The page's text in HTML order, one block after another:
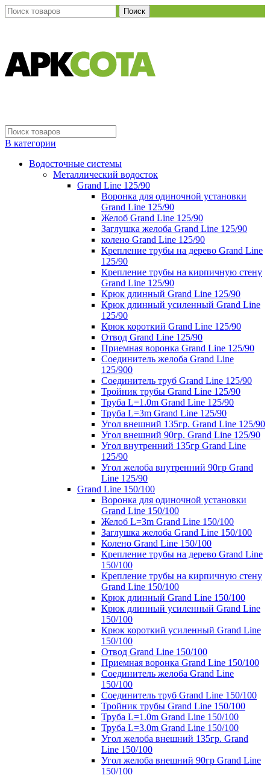
Поиск
В категории
Водосточные системы
Металлический водосток
Grand Line 125/90
Воронка для одиночной установки
Grand Line 125/90
Желоб Grand Line 125/90
Заглушка желоба Grand Line 125/90
колено Grand Line 125/90
Крепление трубы на дерево Grand Line
125/90
Крепление трубы на кирпичную стену
Grand Line 125/90
Крюк длинный Grand Line 125/90
Крюк длинный усиленный Grand Line
125/90
Крюк короткий Grand Line 125/90
Отвод Grand Line 125/90
Приемная воронка Grand Line 125/90
Соединитель желоба Grand Line
125/900
Соединитель труб Grand Line 125/90
Тройник трубы Grand Line 125/90
Труба L=1.0m Grand Line 125/90
Труба L=3m Grand Line 125/90
Угол внешний 135гр. Grand Line 125/90
Угол внешний 90гр. Grand Line 125/90
Угол внутренний 135гр Grand Line
125/90
Угол желоба внутренний 90гр Grand
Line 125/90
Grand Line 150/100
Воронка для одиночной установки
Grand Line 150/100
Желоб L=3m Grand Line 150/100
Заглушка желоба Grand Line 150/100
Колено Grand Line 150/100
Крепление трубы на дерево Grand Line
150/100
Крепление трубы на кирпичную стену
Grand Line 150/100
Крюк длинный Grand Line 150/100
Крюк длинный усиленный Grand Line
150/100
Крюк короткий усиленный Grand Line
150/100
Отвод Grand Line 150/100
Приемная воронка Grand Line 150/100
Соединитель желоба Grand Line
150/100
Соединитель труб Grand Line 150/100
Тройник трубы Grand Line 150/100
Труба L=1.0m Grand Line 150/100
Труба L=3.0m Grand Line 150/100
Угол желоба внешний 135гр. Grand
Line 150/100
Угол желоба внешний 90гр Grand Line
150/100